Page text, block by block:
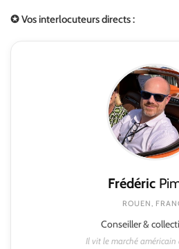
✪ Vos interlocuteurs directs :
Frédéric
ROUEN,
Conseiller &
Il vit le marché